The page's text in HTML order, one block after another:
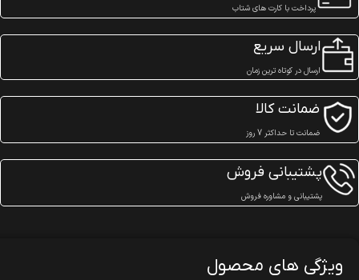
پرداخت با کارت های شتاب
ارسال سریع
ارسال در کوتاه ترین زمان
ضمانت کالا
ضمانت تا حداکثر 7 روز
پشتیبانی فروش
پشتیبانی و مشاوره فروش
ویژگی های محصول